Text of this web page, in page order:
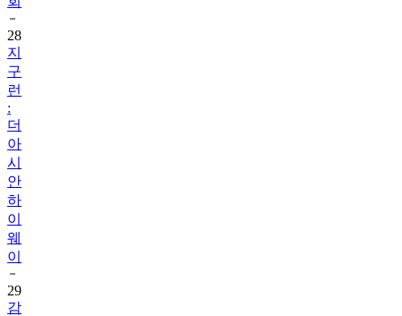
28
지
구
런
:
더
아
시
안
하
이
웨
이
29
감